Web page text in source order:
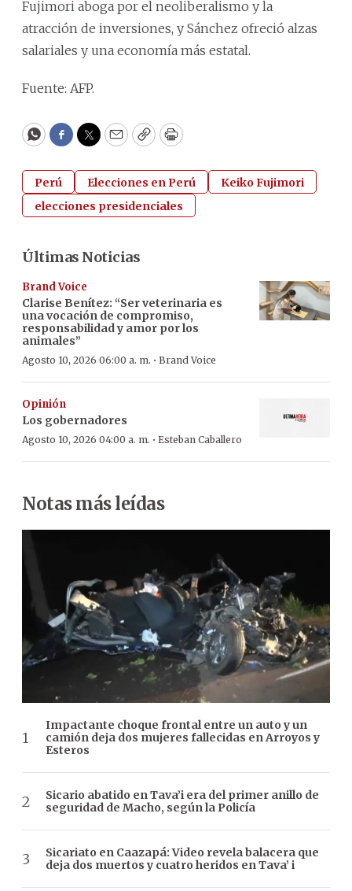
Fujimori aboga por el neoliberalismo y la
atracción de inversiones, y Sánchez ofreció alzas
salariales y una economía más estatal.
Fuente: AFP.
WhatsApp
Facebook
Twitter
EmailCopyPrint
Perú Elecciones en Perú
Keiko Fujimori
elecciones presidenciales
Últimas Noticias
Brand Voice
Clarise Benítez: “Ser veterinaria es
una vocación de compromiso,
responsabilidad y amor por los
animales”
Agosto 10, 2026 06:00 a. m. · Brand Voice
Opinión
Los gobernadores
Agosto 10, 2026 04:00 a. m. · Esteban Caballero
Notas más leídas
Impactante choque frontal entre un auto y un
camión deja dos mujeres fallecidas en Arroyos y
Esteros
Sicario abatido en Tava’i era del primer anillo de
seguridad de Macho, según la Policía
Sicariato en Caazapá: Video revela balacera que
deja dos muertos y cuatro heridos en Tava’ i